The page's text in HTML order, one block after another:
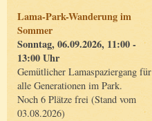
Lama-Park-Wanderung im
Sommer
Sonntag, 06.09.2026, 11:00 -
13:00 Uhr
Gemütlicher Lamaspaziergang für
alle Generationen im Park.
Noch 6 Plätze frei (Stand vom
03.08.2026)